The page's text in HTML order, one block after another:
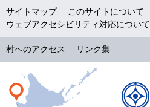
サイトマップ このサイトについて
ウェブアクセシビリティ対応について
村へのアクセス リンク集